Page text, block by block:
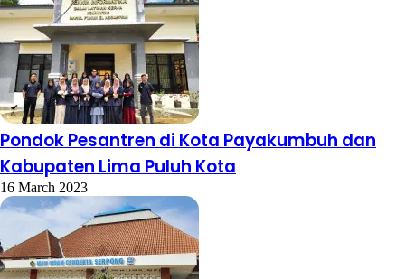
Pondok Pesantren di Kota Payakumbuh dan
Kabupaten Lima Puluh Kota
16 March 2023